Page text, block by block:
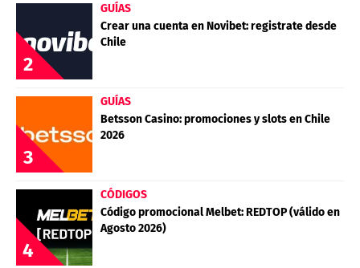
2
GUÍAS
Crear una cuenta en Novibet: registrate desde
Chile
3
GUÍAS
Betsson Casino: promociones y slots en Chile
2026
4
CÓDIGOS
Código promocional Melbet: REDTOP (válido en
Agosto 2026)